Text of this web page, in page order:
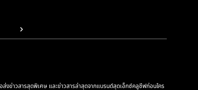
งข่าวสารสุดพิเศษ และข่าวสารล่าสุดจากแบรนด์สุดเอ็กซ์คลูซีฟก่อนใคร